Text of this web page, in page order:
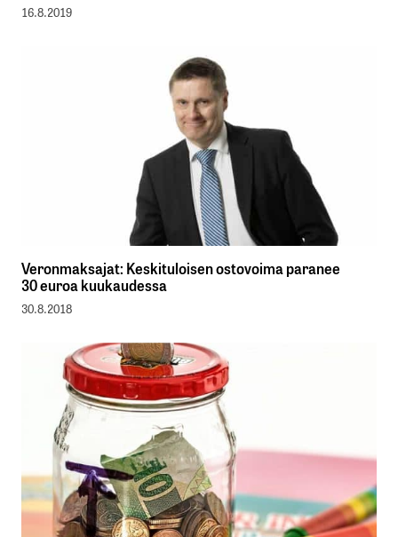
16.8.2019
Veronmaksajat: Keskituloisen ostovoima paranee
30 euroa kuukaudessa
30.8.2018